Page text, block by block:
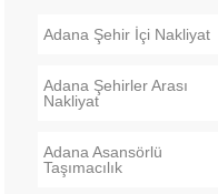
Adana Şehir İçi Nakliyat
Adana Şehirler Arası
Nakliyat
Adana Asansörlü
Taşımacılık